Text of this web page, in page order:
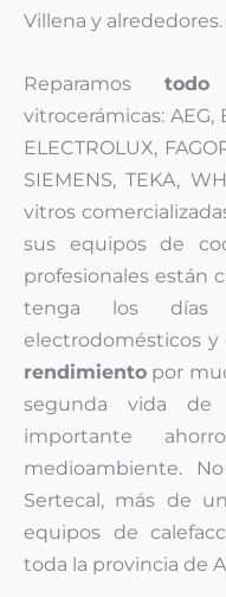
Villena y alrededores.
Reparamos
vitrocerámicas: AEG,
ELECTROLUX,
SIEMENS, TEKA,
vitros
sus equipos de
profesionales están
tenga los
electrodomésticos y
rendimiento por
segunda vida
importante
medioambiente.
Sertecal, más de
equipos de
toda la provincia de